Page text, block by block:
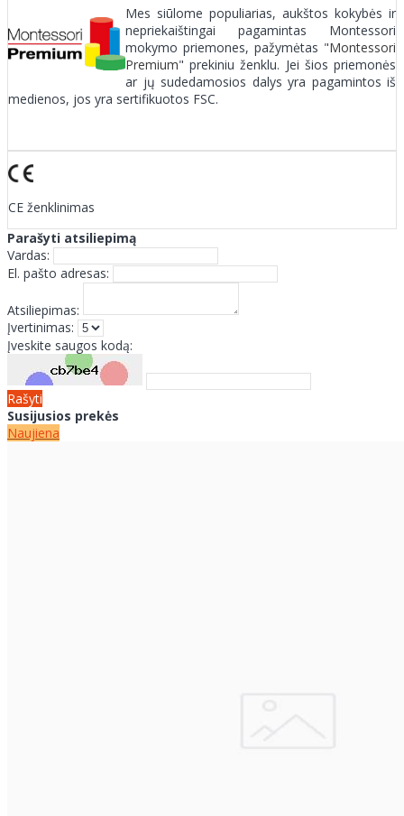
Mes siūlome populiarias, aukštos kokybės ir
nepriekaištingai pagamintas Montessori
mokymo priemones, pažymėtas "Montessori
Premium" prekiniu ženklu. Jei šios priemonės
ar jų sudedamosios dalys yra pagamintos iš
medienos, jos yra sertifikuotos FSC.
CE ženklinimas
Parašyti atsiliepimą
Vardas:
El. pašto adresas:
Atsiliepimas:
Įvertinimas:
Įveskite saugos kodą:
Rašyti
Susijusios prekės
Naujiena